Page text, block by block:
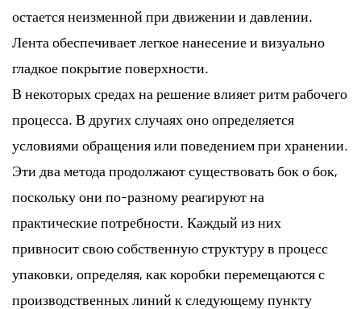
остается неизменной при движении и давлении.
Лента обеспечивает легкое нанесение и визуально
гладкое покрытие поверхности.
В некоторых средах на решение влияет ритм рабочего
процесса. В других случаях оно определяется
условиями обращения или поведением при хранении.
Эти два метода продолжают существовать бок о бок,
поскольку они по-разному реагируют на
практические потребности. Каждый из них
привносит свою собственную структуру в процесс
упаковки, определяя, как коробки перемещаются с
производственных линий к следующему пункту